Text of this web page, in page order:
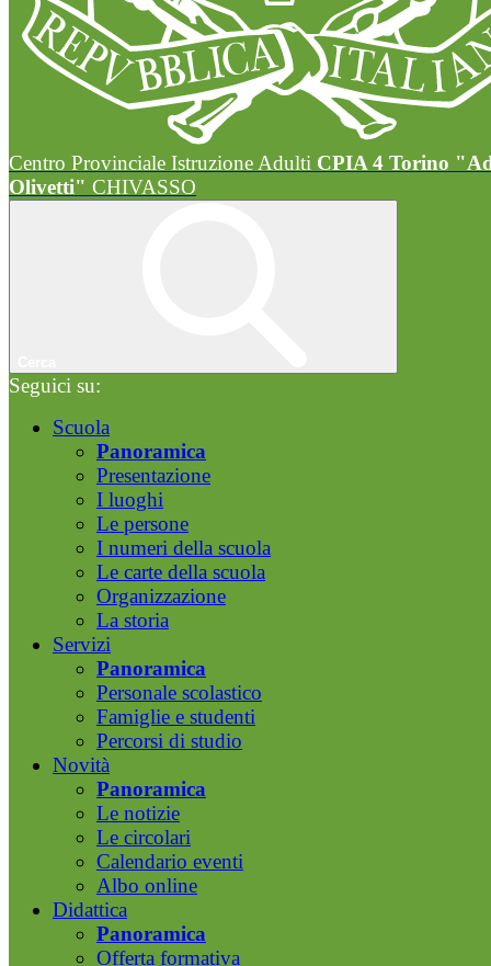
Centro Provinciale Istruzione Adulti CPIA 4 Torino
Olivetti" CHIVASSO
Seguici su:
Scuola
Panoramica
Presentazione
I luoghi
Le persone
I numeri della scuola
Le carte della scuola
Organizzazione
La storia
Servizi
Panoramica
Personale scolastico
Famiglie e studenti
Percorsi di studio
Novità
Panoramica
Le notizie
Le circolari
Calendario eventi
Albo online
Didattica
Panoramica
Offerta formativa